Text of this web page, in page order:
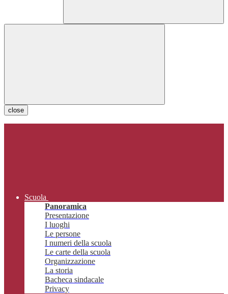
close
Scuola
Panoramica
Presentazione
I luoghi
Le persone
I numeri della scuola
Le carte della scuola
Organizzazione
La storia
Bacheca sindacale
Privacy